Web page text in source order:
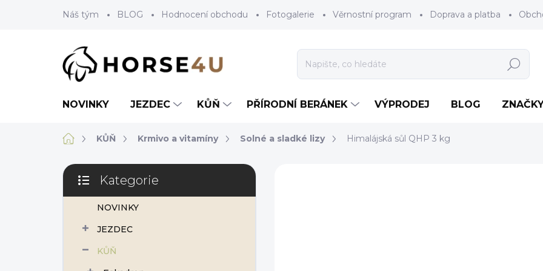
Náš tým BLOG Hodnocení obchodu Fotogalerie Věrnostní program Doprava a platba
Hledat
NOVINKY JEZDEC KŮŇ PŘÍRODNÍ BERÁNEK VÝPRODEJ BLOG
DomůKŮŇ Krmivo a vitamíny Solné a sladké lizy Himalájská sůl QHP 3 kg
P
s
Přeskočit
kategorie
Kategorie
NOVINKY
JEZDEC
KŮŇ